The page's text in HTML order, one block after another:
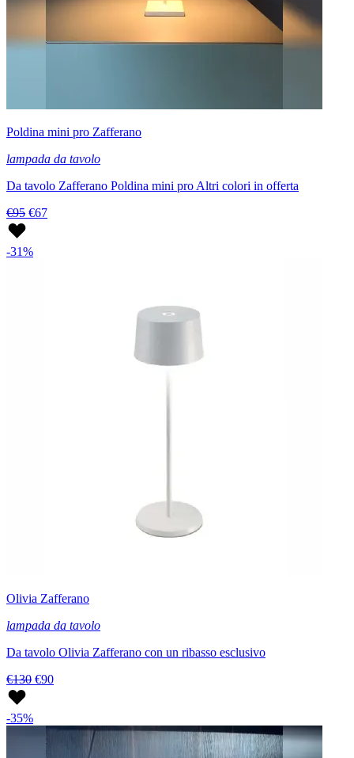
Poldina mini pro Zafferano
lampada da tavolo
Da tavolo Zafferano Poldina mini pro Altri colori in offerta
€95 €67
-31%
Olivia Zafferano
lampada da tavolo
Da tavolo Olivia Zafferano con un ribasso esclusivo
€130 €90
-35%